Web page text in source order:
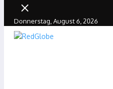
Donnerstag, August 6, 2026